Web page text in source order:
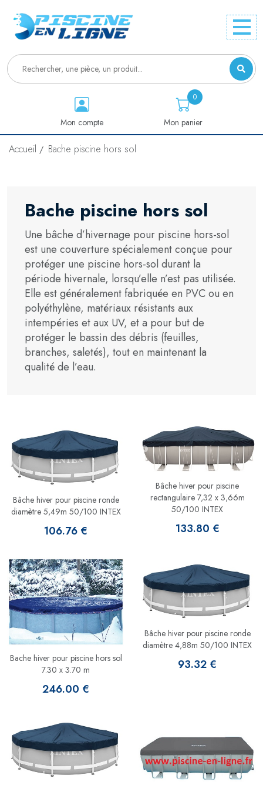
Mon compte Mon panier
0
Accueil Bache piscine hors sol
Bache piscine hors sol
Une bâche d’hivernage pour piscine hors-sol
est une couverture spécialement conçue pour
protéger une piscine hors-sol durant la
période hivernale, lorsqu’elle n’est pas utilisée.
Elle est généralement fabriquée en PVC ou en
polyéthylène, matériaux résistants aux
intempéries et aux UV, et a pour but de
protéger le bassin des débris (feuilles,
branches, saletés), tout en maintenant la
qualité de l’eau.
Bâche hiver pour piscine ronde
diamètre 5,49m 50/100 INTEX
106.76 €
Bâche hiver pour piscine
rectangulaire 7,32 x 3,66m
50/100 INTEX
133.80 €
Bache hiver pour piscine hors sol
7.30 x 3.70 m
246.00 €
Bâche hiver pour piscine ronde
diamètre 4,88m 50/100 INTEX
93.32 €